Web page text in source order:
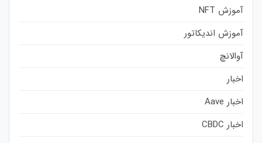
آموزش NFT
آموزش اندیکاتور
آوالانچ
اخبار
اخبار Aave
اخبار CBDC